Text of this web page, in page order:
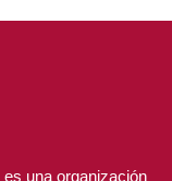
gestión forestal
una organización